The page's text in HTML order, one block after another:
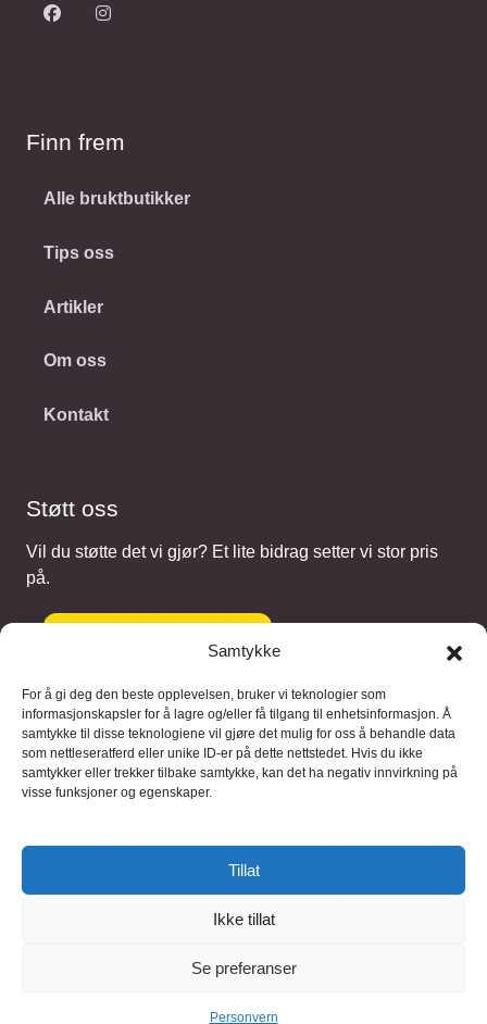
Samtykke
For å gi deg den beste opplevelsen, bruker vi teknologier som
informasjonskapsler for å lagre og/eller få tilgang til enhetsinformasjon. Å
samtykke til disse teknologiene vil gjøre det mulig for oss å behandle data
som nettleseratferd eller unike ID-er på dette nettstedet. Hvis du ikke
samtykker eller trekker tilbake samtykke, kan det ha negativ innvirkning på
visse funksjoner og egenskaper.
Tillat
Ikke tillat
Se preferanser
Personvern
Finn frem
Alle bruktbutikker
Tips oss
Artikler
Om oss
Kontakt
Støtt oss
Vil du støtte det vi gjør? Et lite bidrag setter vi stor pris
på.
Gi et bidrag
Samarbeidspartnere
Blaaregn – digitale tjenester